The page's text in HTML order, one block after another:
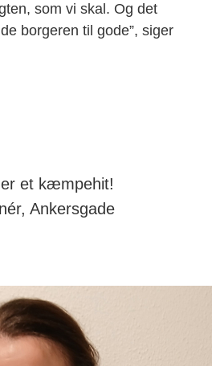
som vi skal. Og det
borgeren til gode”, siger
et kæmpehit!
Ankersgade